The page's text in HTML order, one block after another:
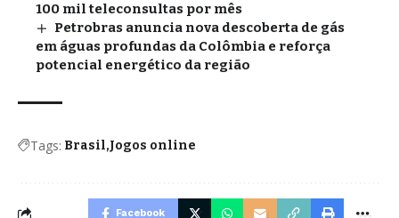
100 mil teleconsultas por mês
Petrobras anuncia nova descoberta de gás
em águas profundas da Colômbia e reforça
potencial energético da região
Tags: Brasil Jogos online
Facebook